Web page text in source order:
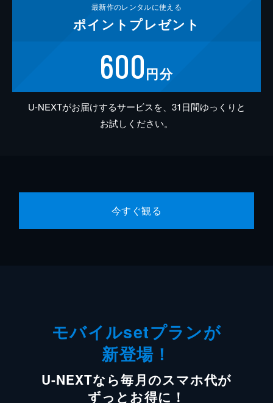
最新作のレンタルに使える
ポイント プレゼント
600円分
U-NEXTがお届けするサービスを、31日間ゆっくりと
お試しください。
今すぐ観る
モバイルsetプランが
新登場！
U-NEXTなら毎月のスマホ代が
ずっとお得に！